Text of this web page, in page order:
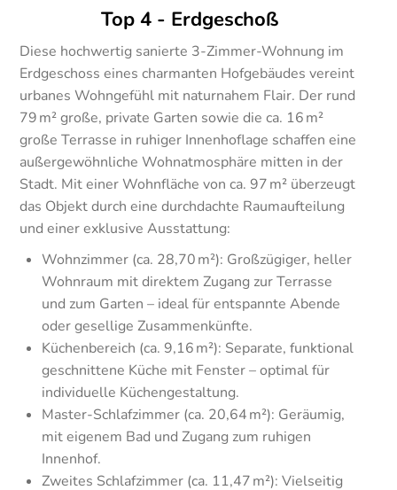
Top 4 - Erdgeschoß
Diese hochwertig sanierte 3-Zimmer-Wohnung im
Erdgeschoss eines charmanten Hofgebäudes vereint
urbanes Wohngefühl mit naturnahem Flair. Der rund
79 m² große, private Garten sowie die ca. 16 m²
große Terrasse in ruhiger Innenhoflage schaffen eine
außergewöhnliche Wohnatmosphäre mitten in der
Stadt. Mit einer Wohnfläche von ca. 97 m² überzeugt
das Objekt durch eine durchdachte Raumaufteilung
und einer exklusive Ausstattung:
Wohnzimmer (ca. 28,70 m²): Großzügiger, heller
Wohnraum mit direktem Zugang zur Terrasse
und zum Garten – ideal für entspannte Abende
oder gesellige Zusammenkünfte.
Küchenbereich (ca. 9,16 m²): Separate, funktional
geschnittene Küche mit Fenster – optimal für
individuelle Küchengestaltung.
Master-Schlafzimmer (ca. 20,64 m²): Geräumig,
mit eigenem Bad und Zugang zum ruhigen
Innenhof.
Zweites Schlafzimmer (ca. 11,47 m²): Vielseitig